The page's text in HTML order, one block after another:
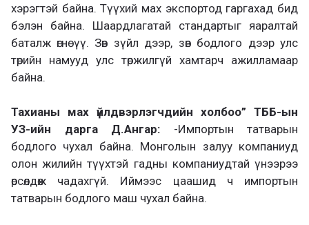
хэрэгтэй байна. Түүхий мах экспортод гаргахад бид
бэлэн байна. Шаардлагатай стандартыг яаралтай
баталж өгнө үү. Зөв зүйл дээр, зөв бодлого дээр улс
төрийн намууд улс төржилгүй хамтарч ажилламаар
байна.
Тахианы мах үйлдвэрлэгчдийн холбоо” ТББ-ын
УЗ-ийн дарга Д.Ангар: -Импортын татварын
бодлого чухал байна. Монголын залуу компаниуд
олон жилийн түүхтэй гадны компаниудтай үнээрээ
өрсөлдөж чадахгүй. Иймээс цаашид ч импортын
татварын бодлого маш чухал байна.